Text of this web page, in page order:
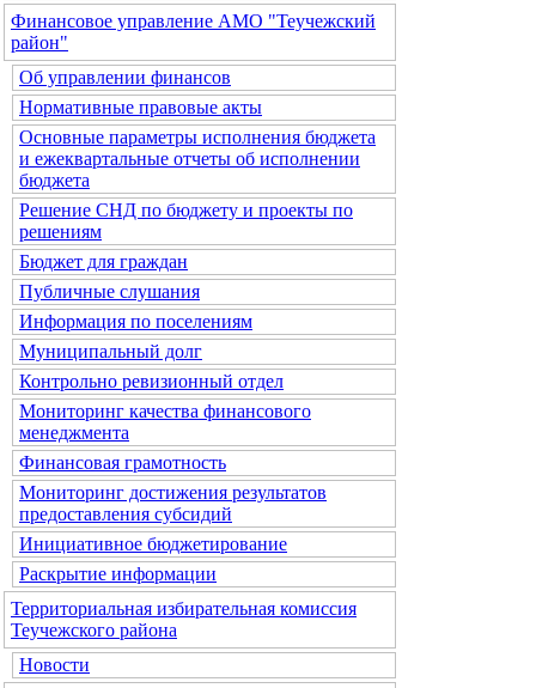
Финансовое управление АМО "Теучежский
район"
Об управлении финансов
Нормативные правовые акты
Основные параметры исполнения бюджета
и ежеквартальные отчеты об исполнении
бюджета
Решение СНД по бюджету и проекты по
решениям
Бюджет для граждан
Публичные слушания
Информация по поселениям
Муниципальный долг
Контрольно ревизионный отдел
Мониторинг качества финансового
менеджмента
Финансовая грамотность
Мониторинг достижения результатов
предоставления субсидий
Инициативное бюджетирование
Раскрытие информации
Территориальная избирательная комиссия
Теучежского района
Новости